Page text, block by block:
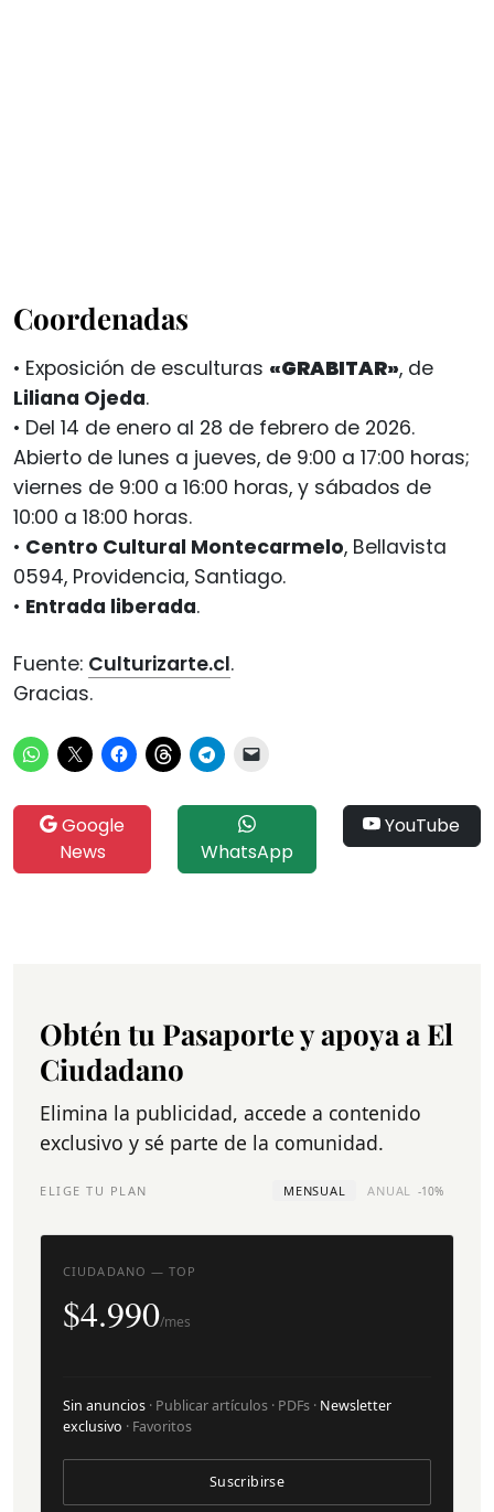
Coordenadas
• Exposición de esculturas «GRABITAR», de
Liliana Ojeda.
• Del 14 de enero al 28 de febrero de 2026.
Abierto de lunes a jueves, de 9:00 a 17:00 horas;
viernes de 9:00 a 16:00 horas, y sábados de
10:00 a 18:00 horas.
• Centro Cultural Montecarmelo, Bellavista
0594, Providencia, Santiago.
• Entrada liberada.
Fuente: Culturizarte.cl.
Gracias.
Google
News
WhatsApp
YouTube
Obtén tu Pasaporte y apoya a El
Ciudadano
Elimina la publicidad, accede a contenido
exclusivo y sé parte de la comunidad.
ELIGE TU PLAN MENSUAL ANUAL -10%
CIUDADANO — TOP
$4.990/mes
Sin anuncios · Publicar artículos · PDFs · Newsletter
exclusivo · Favoritos
Suscribirse